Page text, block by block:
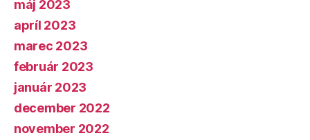
máj 2023
apríl 2023
marec 2023
február 2023
január 2023
december 2022
november 2022